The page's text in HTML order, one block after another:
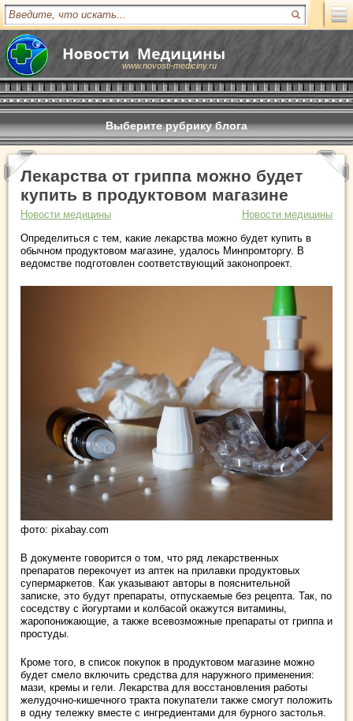
www.novosti-mediciny.ru
Выберите рубрику блога
Лекарства от гриппа можно будет
купить в продуктовом магазине
Новости медицины
Новости медицины
Определиться с тем, какие лекарства можно будет купить в
обычном продуктовом магазине, удалось Минпромторгу. В
ведомстве подготовлен соответствующий законопроект.
фото: pixabay.com
В документе говорится о том, что ряд лекарственных
препаратов перекочует из аптек на прилавки продуктовых
супермаркетов. Как указывают авторы в пояснительной
записке, это будут препараты, отпускаемые без рецепта. Так, по
соседству с йогуртами и колбасой окажутся витамины,
жаропонижающие, а также всевозможные препараты от гриппа и
простуды.
Кроме того, в список покупок в продуктовом магазине можно
будет смело включить средства для наружного применения:
мази, кремы и гели. Лекарства для восстановления работы
желудочно-кишечного тракта покупатели также смогут положить
в одну тележку вместе с ингредиентами для бурного застолья.